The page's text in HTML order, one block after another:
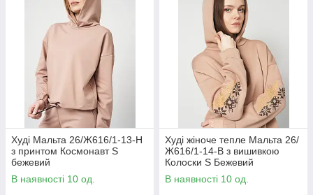
Худі Мальта 26/Ж616/1-13-Н
з принтом Космонавт S
бежевий
В наявності 10 од.
Худі жіноче тепле Мальта 26/
Ж616/1-14-В з вишивкою
Колоски S Бежевий
В наявності 10 од.